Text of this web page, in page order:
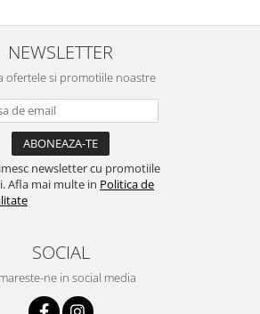
NEWSLETTER
ofertele si promotiile noastre
newsletter cu promotiile
Afla mai multe in Politica de
SOCIAL
ne in social media